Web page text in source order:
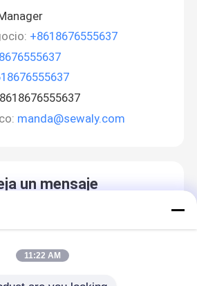
+8618676555637
manda@sewaly.com
un mensaje
11:22 AM